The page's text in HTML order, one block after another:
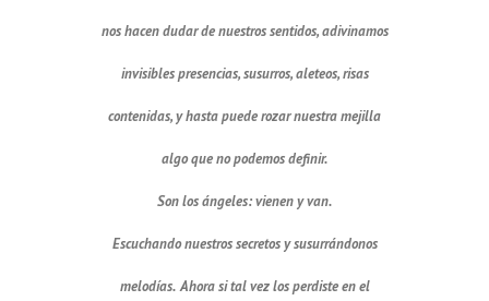
nos hacen dudar de nuestros sentidos, adivinamos
invisibles presencias, susurros, aleteos, risas
contenidas, y hasta puede rozar nuestra mejilla
algo que no podemos definir.
Son los ángeles: vienen y van.
Escuchando nuestros secretos y susurrándonos
melodías. Ahora si tal vez los perdiste en el